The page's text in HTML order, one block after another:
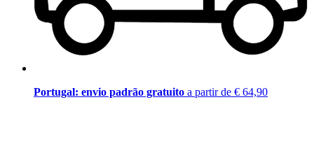
Portugal: envio padrão gratuito a partir de € 64,90